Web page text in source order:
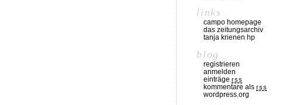
links
campo homepage
das zeitungsarchiv
tanja krienen hp
blog
registrieren
anmelden
einträge rss
kommentare als rss
wordpress.org